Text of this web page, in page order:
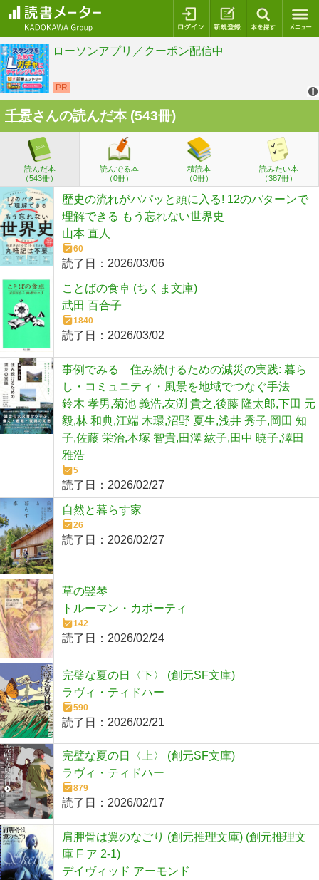
ログイン 新規登録
千景さんの読んだ本 (543冊)
読んだ本
（543冊）
読んでる本
（0冊）
積読本
（0冊）
読みたい本
（387冊）
歴史の流れがパパッと頭に入る! 12のパターンで
理解できる もう忘れない世界史
山本 直人
60
読了日： 2026/03/06
ことばの食卓 (ちくま文庫)
武田 百合子
1840
読了日： 2026/03/02
事例でみる 住み続けるための減災の実践: 暮ら
し・コミュニティ・風景を地域でつなぐ手法
鈴木 孝男,菊池 義浩,友渕 貴之,後藤 隆太郎,下田 元
毅,林 和典,江端 木環,沼野 夏生,浅井 秀子,岡田 知
子,佐藤 栄治,本塚 智貴,田澤 紘子,田中 暁子,澤田
雅浩
5
読了日： 2026/02/27
自然と暮らす家
26
読了日： 2026/02/27
草の竪琴
トルーマン・カポーティ
142
読了日： 2026/02/24
完璧な夏の日〈下〉 (創元SF文庫)
ラヴィ・ティドハー
590
読了日： 2026/02/21
完璧な夏の日〈上〉 (創元SF文庫)
ラヴィ・ティドハー
879
読了日： 2026/02/17
肩胛骨は翼のなごり (創元推理文庫) (創元推理文
庫 F ア 2-1)
デイヴィッド アーモンド